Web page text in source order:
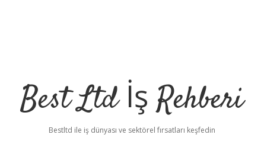
Best Ltd İş Rehberi
Bestltd ile iş dünyası ve sektörel fırsatları keşfedin